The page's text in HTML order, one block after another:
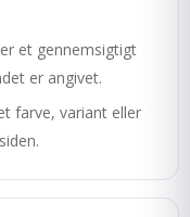
et gennemsigtigt
er angivet.
farve, variant eller